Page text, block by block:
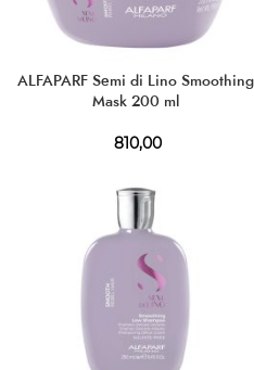
ALFAPARF Semi di Lino Smoothing
Mask 200 ml
810,00